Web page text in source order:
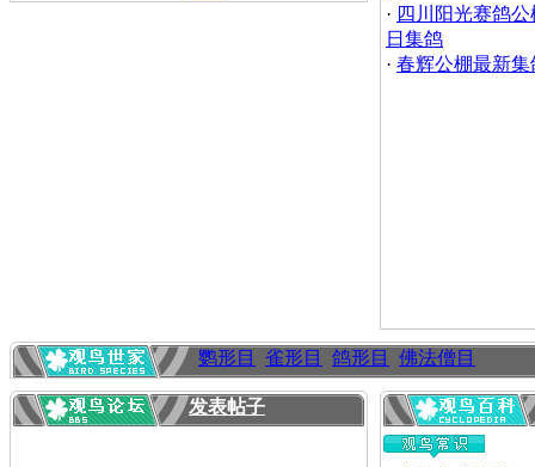
· 四川阳光赛鸽公
日集鸽
· 春辉公棚最新集
鹦形目 雀形目 鸽形目 佛法僧目
发表帖子